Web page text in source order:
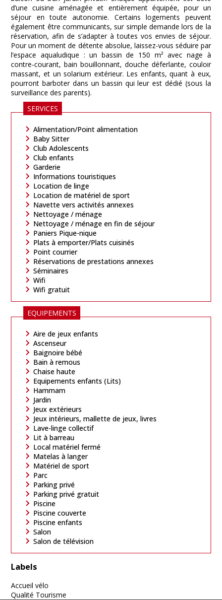
d’une cuisine aménagée et entièrement équipée, pour un
séjour en toute autonomie. Certains logements peuvent
également être communicants, sur simple demande lors de la
réservation, afin de s’adapter à toutes vos envies de séjour.
Pour un moment de détente absolue, laissez-vous séduire par
l’espace aqualudique : un bassin de 150 m² avec nage à
contre-courant, bain bouillonnant, douche déferlante, couloir
massant, et un solarium extérieur. Les enfants, quant à eux,
pourront barboter dans un bassin qui leur est dédié (sous la
surveillance des parents).
SERVICES
Alimentation/Point alimentation
Baby Sitter
Club Adolescents
Club enfants
Garderie
Informations touristiques
Location de linge
Location de matériel de sport
Navette vers activités annexes
Nettoyage / ménage
Nettoyage / ménage en fin de séjour
Paniers Pique-nique
Plats à emporter/Plats cuisinés
Point courrier
Réservations de prestations annexes
Séminaires
Wifi
Wifi gratuit
EQUIPEMENTS
Aire de jeux enfants
Ascenseur
Baignoire bébé
Bain à remous
Chaise haute
Equipements enfants (Lits)
Hammam
Jardin
Jeux extérieurs
Jeux intérieurs, mallette de jeux, livres
Lave-linge collectif
Lit à barreau
Local matériel fermé
Matelas à langer
Matériel de sport
Parc
Parking privé
Parking privé gratuit
Piscine
Piscine couverte
Piscine enfants
Salon
Salon de télévision
Labels
Accueil vélo
Qualité Tourisme